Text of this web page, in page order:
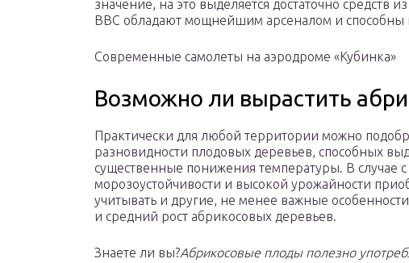
значение, на это выделяется достаточно средств
ВВС обладают мощнейшим арсеналом и способны
Современные самолеты на аэродроме «Кубинка»
Возможно ли вырастить
Практически для любой территории можно
разновидности плодовых деревьев, способных
существенные понижения температуры. В случае
морозоустойчивости и высокой урожайности
учитывать и другие, не менее важные
и средний рост абрикосовых деревьев.
Знаете ли вы?Абрикосовые плоды полезно